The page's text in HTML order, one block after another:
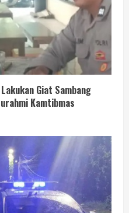
Giat Sambang
Kamtibmas